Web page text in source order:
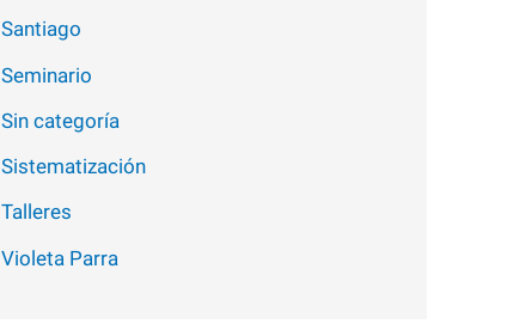
Santiago
Seminario
Sin categoría
Sistematización
Talleres
Violeta Parra